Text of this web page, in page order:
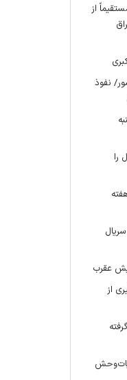
از
نفوذ
را
عقرب
از